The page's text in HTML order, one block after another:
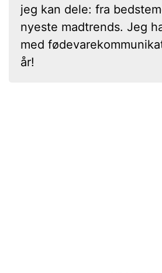
jeg kan dele: fra
nyeste madtrends. Jeg
med
år!